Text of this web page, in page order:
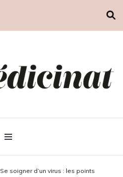
Se soigner d’un virus : les points